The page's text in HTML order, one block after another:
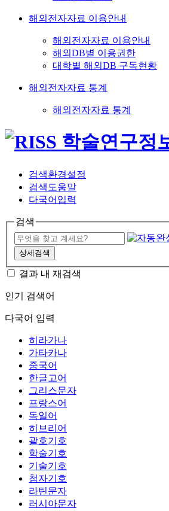
해외전자자료 이용안내
해외전자자료 이용안내
해외DB별 이용권한
대학별 해외DB 구독현황
해외전자자료 통계
해외전자자료 통계
검색환경설정
검색도움말
다국어입력
검색
상세검색
결과 내 재검색
인기 검색어
다국어 입력
히라가나
가타카나
중국어
한글고어
그리스문자
프랑스어
독일어
히브리어
괄호기호
학술기호
기술기호
첨자기호
라틴문자
러시아문자